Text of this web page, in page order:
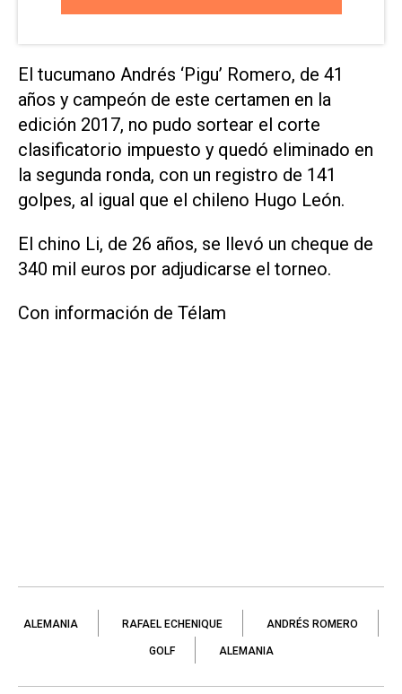
El tucumano Andrés ‘Pigu’ Romero, de 41
años y campeón de este certamen en la
edición 2017, no pudo sortear el corte
clasificatorio impuesto y quedó eliminado en
la segunda ronda, con un registro de 141
golpes, al igual que el chileno Hugo León.
El chino Li, de 26 años, se llevó un cheque de
340 mil euros por adjudicarse el torneo.
Con información de Télam
ALEMANIA RAFAEL ECHENIQUE ANDRÉS ROMERO
GOLF ALEMANIA